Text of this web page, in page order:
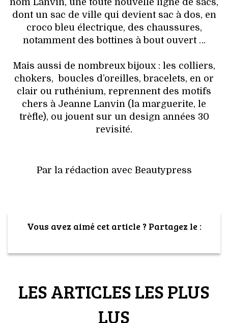
nom Lanvin, une toute nouvelle ligne de sacs,
dont un sac de ville qui devient sac à dos, en
croco bleu électrique, des chaussures,
notamment des bottines à bout ouvert …
Mais aussi de nombreux bijoux : les colliers,
chokers, boucles d’oreilles, bracelets, en or
clair ou ruthénium, reprennent des motifs
chers à Jeanne Lanvin (la marguerite, le
trèfle), ou jouent sur un design années 30
revisité.
Par la rédaction avec Beautypress
Vous avez aimé cet article ? Partagez le :
LES ARTICLES LES PLUS
LUS